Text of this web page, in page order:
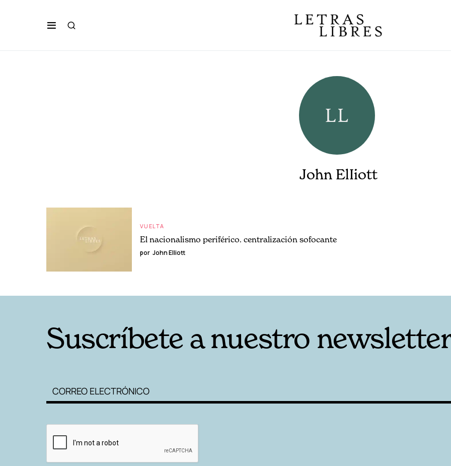
John ElIiott
VUELTA
El nacionalismo periférico. centralización sofocante
por John ElIiott
Suscríbete a nuestro